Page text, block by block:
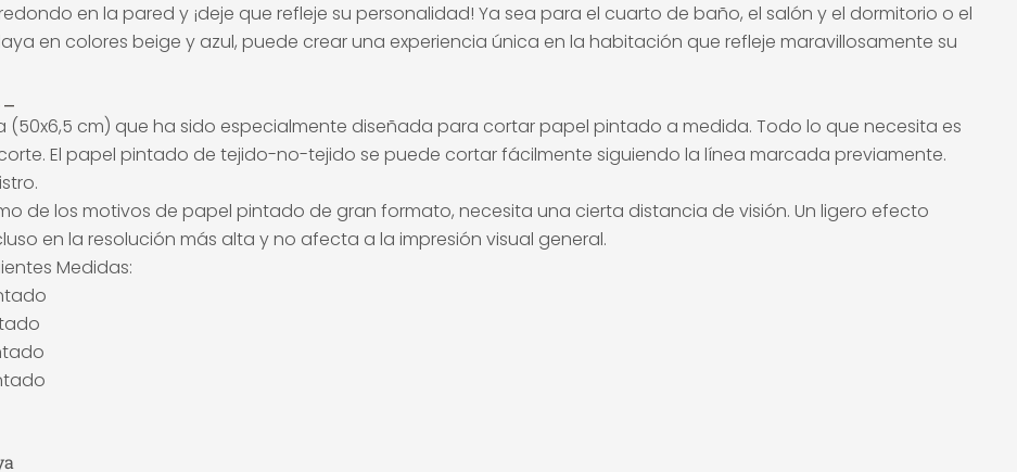
en la pared y ¡deje que refleje su personalidad! Ya sea para el cuarto de baño, el salón y el dormitorio o el
en colores beige y azul, puede crear una experiencia única en la habitación que refleje maravillosamente su
cm) que ha sido especialmente diseñada para cortar papel pintado a medida. Todo lo que necesita es
El papel pintado de tejido-no-tejido se puede cortar fácilmente siguiendo la línea marcada previamente.
de los motivos de papel pintado de gran formato, necesita una cierta distancia de visión. Un ligero efecto
en la resolución más alta y no afecta a la impresión visual general.
Medidas: